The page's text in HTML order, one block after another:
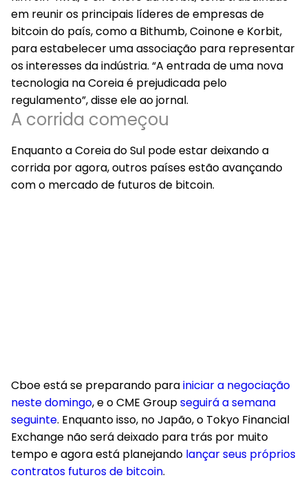
em reunir os principais líderes de empresas de
bitcoin do país, como a Bithumb, Coinone e Korbit,
para estabelecer uma associação para representar
os interesses da indústria. “A entrada de uma nova
tecnologia na Coreia é prejudicada pelo
regulamento”, disse ele ao jornal.
A corrida começou
Enquanto a Coreia do Sul pode estar deixando a
corrida por agora, outros países estão avançando
com o mercado de futuros de bitcoin.
Cboe está se preparando parainiciar a negociação
neste domingo, e o CME Groupseguirá a semana
seguinte. Enquanto isso, no Japão, o Tokyo Financial
Exchange não será deixado para trás por muito
tempo e agora está planejando lançar seus próprios
contratos futuros de bitcoin.